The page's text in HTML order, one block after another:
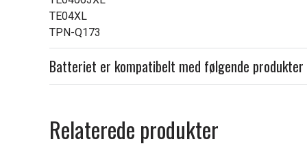
TE04XL
TPN-Q173
Batteriet er kompatibelt med følgende produkter
Relaterede produkter